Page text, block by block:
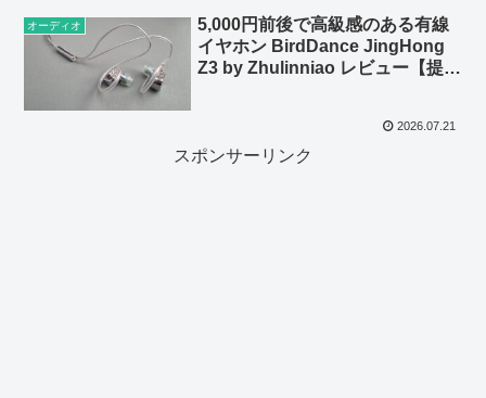
オーディオ
5,000円前後で高級感のある有線
イヤホン BirdDance JingHong
Z3 by Zhulinniao レビュー【提供
2026.07.21
スポンサーリンク